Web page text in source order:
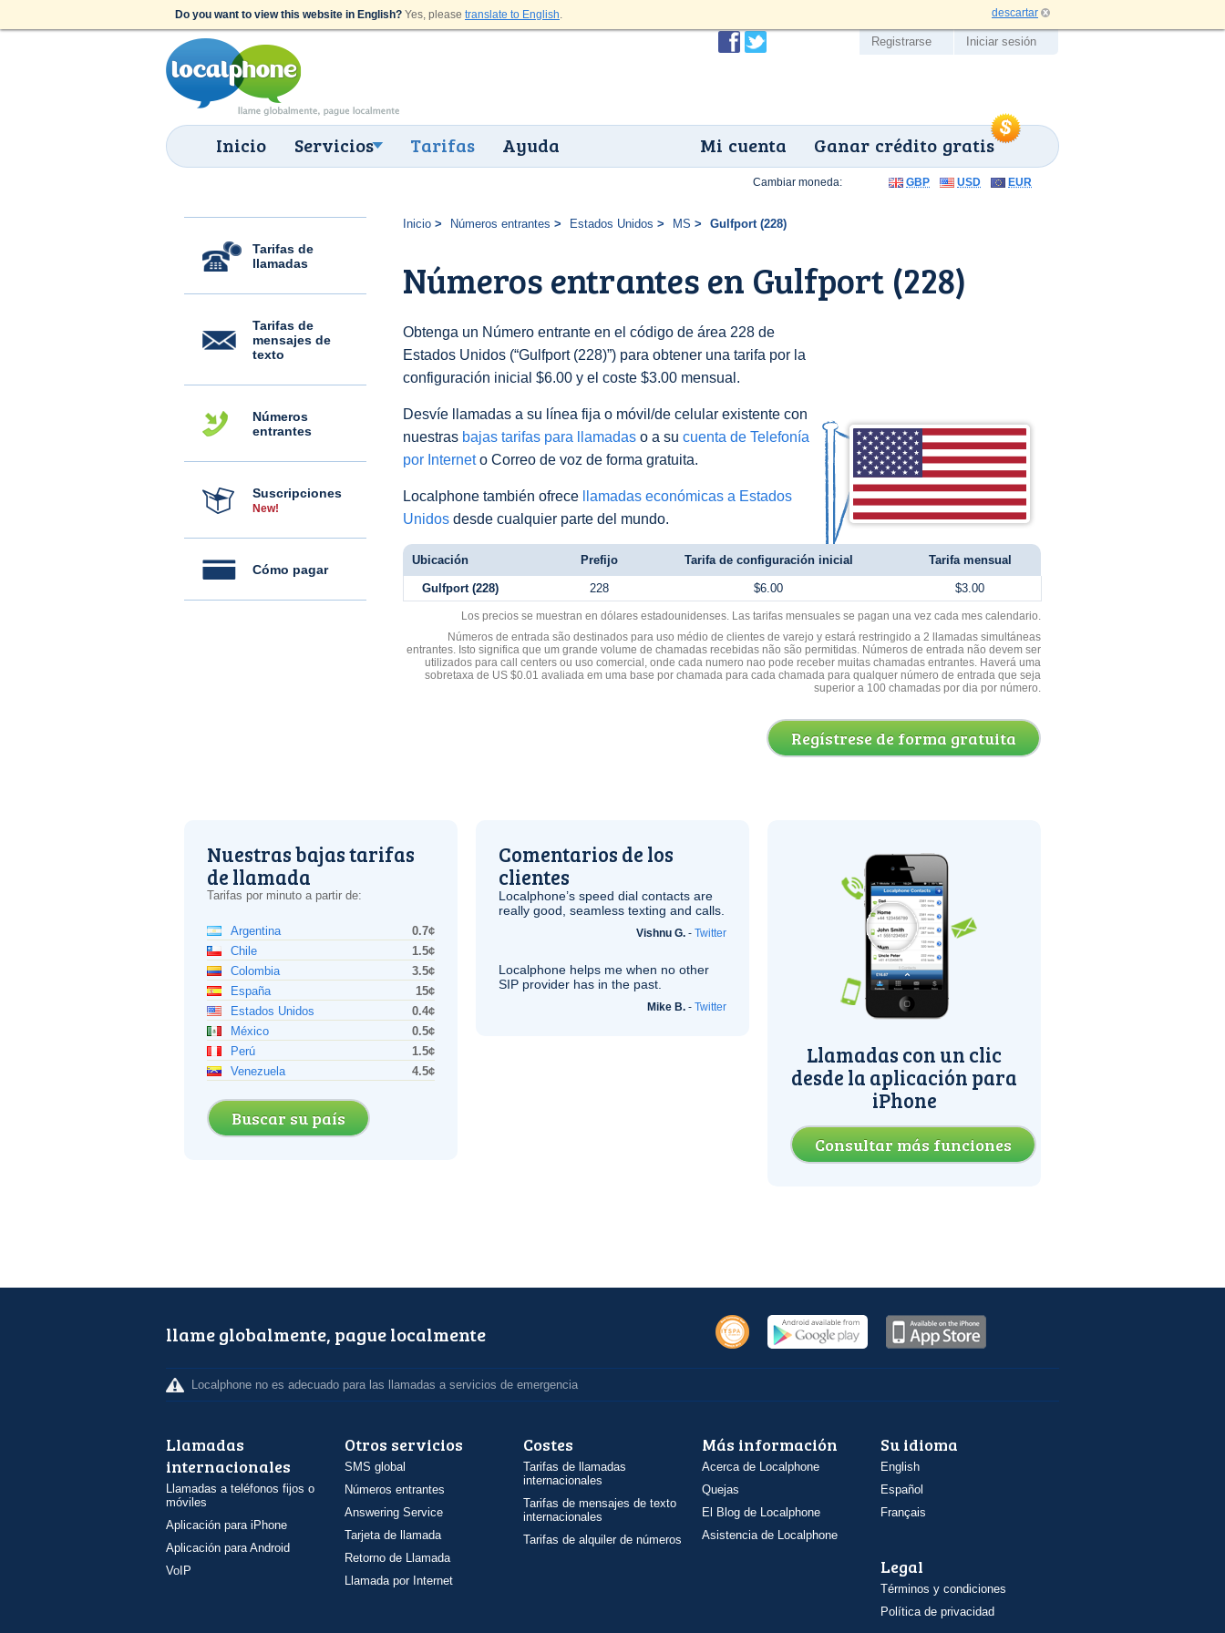
Do you want to view this website in English? Yes, please translate to English. descartar
Inicio Servicios Tarifas Ayuda Ganar crédito gratis
Mi cuenta
Registrarse Iniciar sesión
Tarifas de
llamadas
Tarifas de
mensajes de
texto
Números
entrantes
Suscripciones
New!
Cómo pagar
Inicio Números entrantes Estados Unidos MS Gulfport (228)
Números entrantes en Gulfport (228)
Obtenga un Número entrante en el código de área 228 de
Estados Unidos (“Gulfport (228)”) para obtener una tarifa por la
configuración inicial $6.00 y el coste $3.00 mensual.
Desvíe llamadas a su línea fija o móvil/de celular existente con
nuestras bajas tarifas para llamadas o a su cuenta de Telefonía
por Interneto Correo de voz de forma gratuita.
Localphone también ofrece
llamadas económicas a Estados
Unidos desde cualquier parte del mundo.
Cambiar moneda: GBP USD EUR
Ubicación Prefijo Tarifa de configuración inicial Tarifa mensual
Gulfport (228) 228 $6.00 $3.00
Los precios se muestran en dólares estadounidenses. Las tarifas mensuales se pagan una vez cada mes calendario.
Números de entrada são destinados para uso médio de clientes de varejo y estará restringido a 2 llamadas simultáneas
entrantes. Isto significa que um grande volume de chamadas recebidas não são permitidas. Números de entrada não devem ser
utilizados para call centers ou uso comercial, onde cada numero nao pode receber muitas chamadas entrantes. Haverá uma
sobretaxa de US $0.01 avaliada em uma base por chamada para cada chamada para qualquer número de entrada que seja
superior a 100 chamadas por dia por número.
Regístrese de forma gratuita
Nuestras bajas tarifas
de llamada
Tarifas por minuto a partir de:
Argentina
0.7¢
Chile
1.5¢
Colombia
3.5¢
España
15¢
Estados Unidos
0.4¢
México
0.5¢
Perú
1.5¢
Venezuela
4.5¢
Buscar su país
Comentarios de los
clientes
Localphone’s speed dial contacts are
really good, seamless texting and calls.
Vishnu G. - Twitter
Localphone helps me when no other
SIP provider has in the past.
Mike B. - Twitter
Llamadas con un clic
desde la aplicación para
iPhone
Consultar más funciones
llame globalmente, pague localmente
Localphone no es adecuado para las llamadas a servicios de emergencia
Llamadas
internacionales
Llamadas a teléfonos fijos o
móviles
Aplicación para iPhone
Aplicación para Android
VoIP
Otros servicios
SMS global
Números entrantes
Answering Service
Tarjeta de llamada
Retorno de Llamada
Llamada por Internet
Costes
Tarifas de llamadas
internacionales
Tarifas de mensajes de texto
internacionales
Tarifas de alquiler de números
Más información
Acerca de Localphone
Quejas
El Blog de Localphone
Asistencia de Localphone
Su idioma
English
Español
Français
Legal
Términos y condiciones
Política de privacidad